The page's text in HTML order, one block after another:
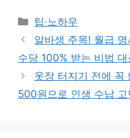
Categories
팁·노하우
알바생 주목! 월급
수당 100% 받는 비법 대
옷장 터지기 전에 꼭
500원으로 인생 수납